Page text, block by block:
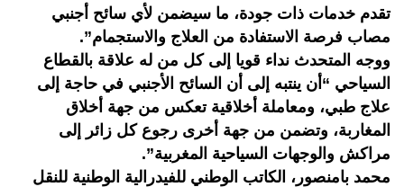
تقدم خدمات ذات جودة، ما سيضمن لأي سائح أجنبي
مصاب فرصة الاستفادة من العلاج والاستجمام”.
ووجه المتحدث نداء قويا إلى كل من له علاقة بالقطاع
السياحي “أن ينتبه إلى أن السائح الأجنبي في حاجة إلى
علاج طبي، ومعاملة أخلاقية تعكس من جهة أخلاق
المغاربة، وتضمن من جهة أخرى رجوع كل زائر إلى
مراكش والوجهات السياحية المغربية”.
محمد بامنصور، الكاتب الوطني للفيدرالية الوطنية للنقل